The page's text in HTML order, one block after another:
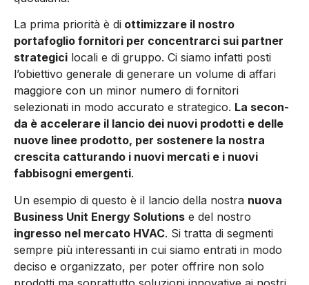
La prima priorità è di ottimizzare il nostro
portafoglio fornitori per concentrarci sui partner
strate­gici locali e di gruppo. Ci siamo infatti posti
l’obiettivo generale di generare un volume di affari
maggiore con un minor numero di fornitori
selezionati in modo accurato e strategico. La secon­
da è accelerare il lancio dei nuo­vi prodotti e delle
nuove linee prodotto, per sostenere la no­stra
crescita catturando i nuovi mercati e i nuovi
fabbisogni e­mergenti.
Un esempio di questo è il lancio della nostra nuova
Bu­siness Unit Energy Solutions e del nostro
ingresso nel mercato HVAC. Si tratta di segmenti
sem­pre più interessanti in cui siamo entrati in modo
deciso e organiz­zato, per poter offrire non solo